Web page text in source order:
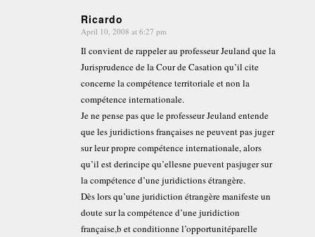
Ricardo
says:
April 10, 2008 at 6:27 pm
Il convient de rappeler au professeur Jeuland que la
Jurisprudence de la Cour de Casation qu’il cite
concerne la compétence territoriale et non la
compétence internationale.
Je ne pense pas que le professeur Jeuland entende
que les juridictions françaises ne peuvent pas juger
sur leur propre compétence internationale, alors
qu’il est derincipe qu’ellesne puevent pasjuger sur
la compétence d’une juridictions étrangère.
Dès lors qu’une juridiction étrangère manifeste un
doute sur la compétence d’une juridiction
française,b et conditionne l’opportunitéparelle